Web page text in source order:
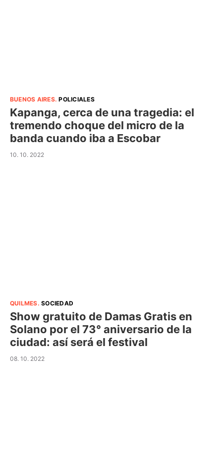
BUENOS AIRES.POLICIALES
Kapanga, cerca de una tragedia: el
tremendo choque del micro de la
banda cuando iba a Escobar
10. 10. 2022
QUILMES.SOCIEDAD
Show gratuito de Damas Gratis en
Solano por el 73° aniversario de la
ciudad: así será el festival
08. 10. 2022